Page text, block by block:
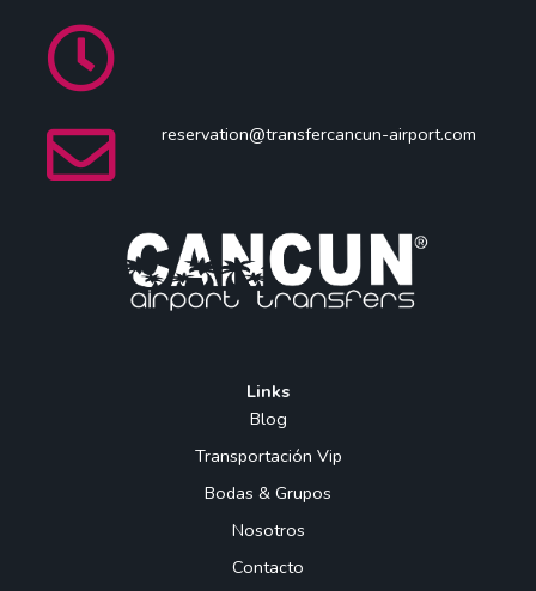
reservation@transfercancun-airport.com
Links
Blog
Transportación Vip
Bodas & Grupos
Nosotros
Contacto